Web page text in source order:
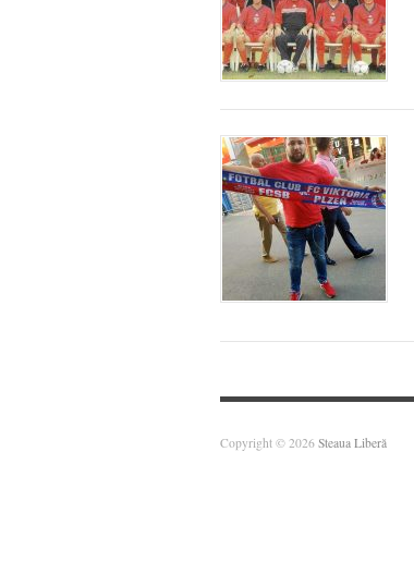
Copyright © 2026 Steaua Liberă